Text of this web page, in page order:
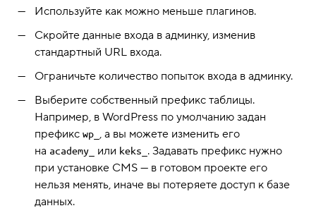
Используйте как можно меньше плагинов.
Скройте данные входа в админку, изменив
стандартный URL входа.
Ограничьте количество попыток входа в админку.
Выберите собственный префикс таблицы.
Например, в WordPress по умолчанию задан
префикс wp_ , а вы можете изменить его
на academy_ или keks_ . Задавать префикс нужно
при установке CMS — в готовом проекте его
нельзя менять, иначе вы потеряете доступ к базе
данных.